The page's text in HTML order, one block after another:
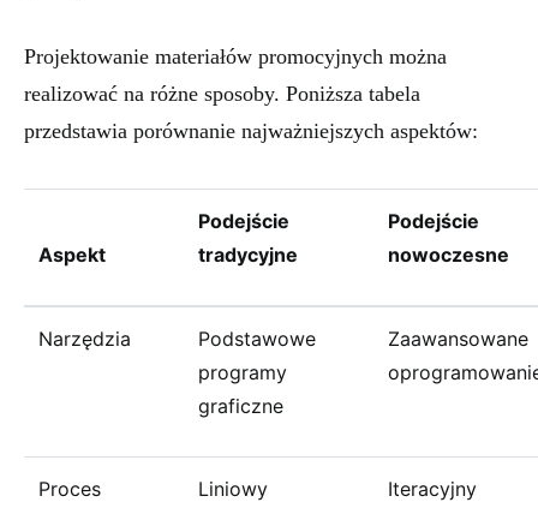
Projektowanie materiałów promocyjnych można
realizować na różne sposoby. Poniższa tabela
przedstawia porównanie najważniejszych aspektów:
Aspekt
Podejście
tradycyjne
Podejście
nowoczesne
Narzędzia
Podstawowe
programy
graficzne
Zaawansowane
Proces Liniowy Iteracyjny